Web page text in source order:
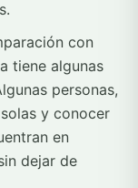
con
tiene algunas
personas,
y conocer
en
dejar de